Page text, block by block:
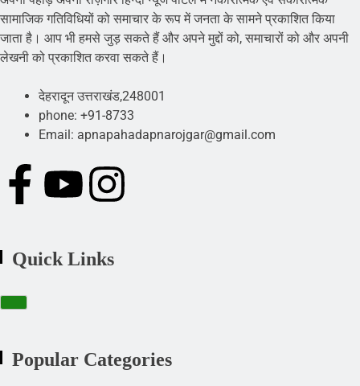
सामाजिक गतिविधियों को समाचार के रूप में जनता के सामने प्रकाशित किया
जाता है। आप भी हमसे जुड़ सकते हैं और अपने मुद्दों को, समाचारों को और अपनी
लेखनी को प्रकाशित करवा सकते हैं।
देहरादून उत्तराखंड,248001
phone: +91-8733
Email: apnapahadapnarojgar@gmail.com
Quick Links
Popular Categories